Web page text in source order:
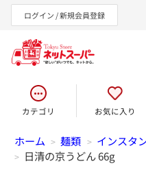
ログイン / 新規会員登録
東急オン
カテゴリ お気に入り
ホーム > 麺類 > インスタ
> 日清の京うどん 66g